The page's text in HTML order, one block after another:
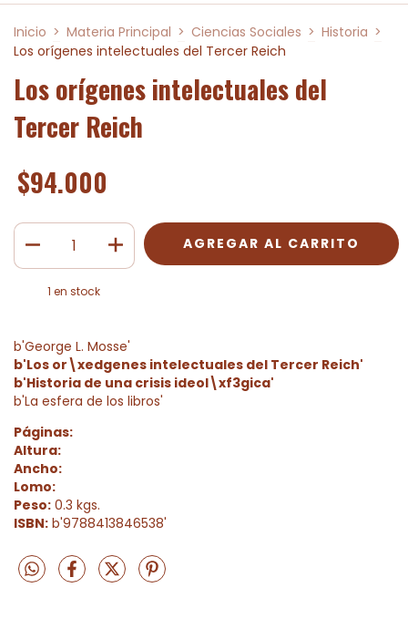
Inicio > Materia Principal > Ciencias Sociales > Historia >
Los orígenes intelectuales del Tercer Reich
Los orígenes intelectuales del
Tercer Reich
$94.000
1 en stock
b'George L. Mosse'
b'Los or\xedgenes intelectuales del Tercer Reich'
b'Historia de una crisis ideol\xf3gica'
b'La esfera de los libros'
Páginas:
Altura:
Ancho:
Lomo:
Peso: 0.3 kgs.
ISBN: b'9788413846538'